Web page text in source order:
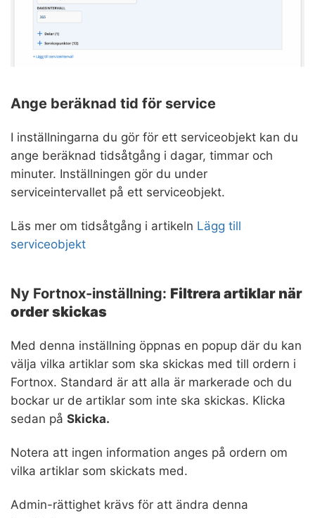
Ange beräknad tid för service
I inställningarna du gör för ett serviceobjekt kan du
ange beräknad tidsåtgång i dagar, timmar och
minuter. Inställningen gör du under
serviceintervallet på ett serviceobjekt.
Läs mer om tidsåtgång i artikeln Lägg till
serviceobjekt
Ny Fortnox-inställning: Filtrera artiklar när
order skickas
Med denna inställning öppnas en popup där du kan
välja vilka artiklar som ska skickas med till ordern i
Fortnox. Standard är att alla är markerade och du
bockar ur de artiklar som inte ska skickas. Klicka
sedan på Skicka.
Notera att ingen information anges på ordern om
vilka artiklar som skickats med.
Admin-rättighet krävs för att ändra denna